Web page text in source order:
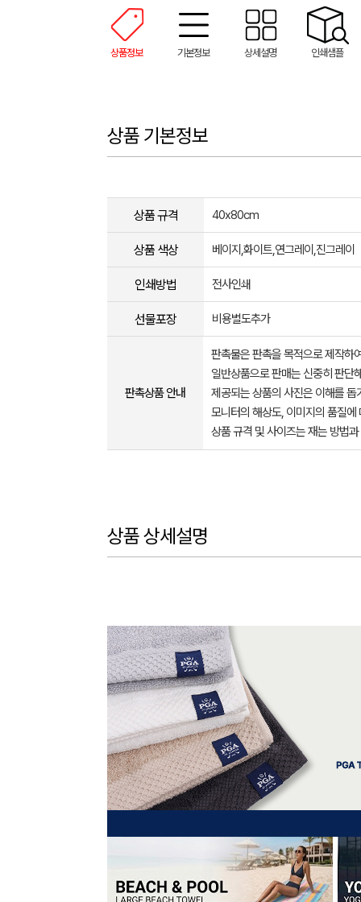
상품정보 기본정보 상세설명 인쇄샘플
상품 기본정보
상품 규격 40x80cm
상품 색상 베이지,화이트,연그레이,진그레이
인쇄방법 전사인쇄
선물포장 비용별도추가
판촉상품 안내
판촉물은 판촉을 목적으로 제작하
일반상품으로 판매는 신중히 판단
제공되는 상품의 사진은 이해를
모니터의 해상도, 이미지의 품질
상품 규격 및 사이즈는 재는 방법
상품 상세설명